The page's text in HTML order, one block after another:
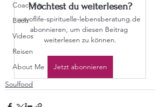
Coaching
Buch
Videos
Reisen
About Me
Möchtest du weiterlesen?
wayoflife-spirituelle-lebensberatung.de
abonnieren, um diesen Beitrag
weiterlesen zu können.
Jetzt abonnieren
Soulfood